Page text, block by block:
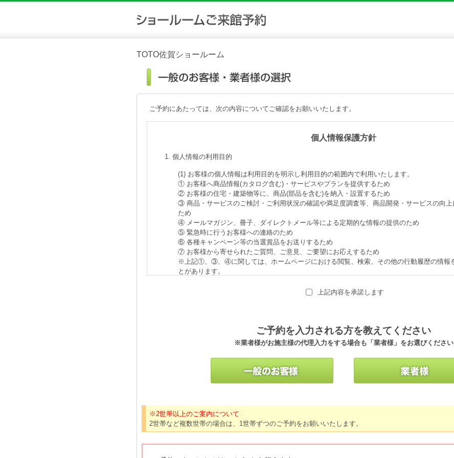
TOTO佐賀ショールーム
ご予約にあたっては、次の内容についてご確認をお願いいたします。
上記内容を承諾します
ご予約を入力される方を教えてください
※業者様がお施主様の代理入力をする場合も「業者様」をお選びください
※2世帯以上のご案内について
2世帯など複数世帯の場合は、1世帯ずつのご予約をお願いいたします。